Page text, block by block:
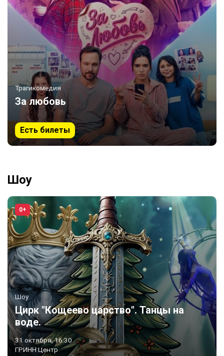
Трагикомедия
За любовь
Есть билеты
Шоу
0+
Шоу
Цирк "Кощеево царство". Танцы на
воде.
31 октября, 16:30
ГРИНН Центр